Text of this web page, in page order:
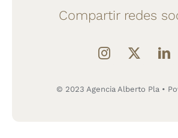
Compartir redes
© 2023 Agencia Alberto Pla •